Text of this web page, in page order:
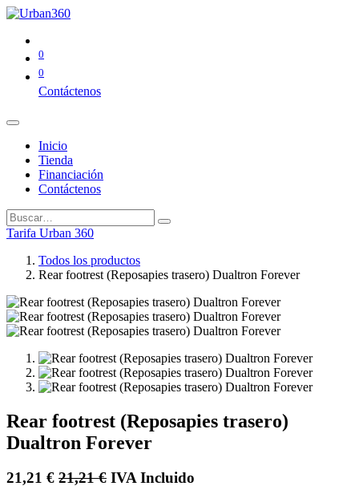
0
0
Contáctenos
Inicio
Tienda
Financiación
Contáctenos
Tarifa Urban 360
Todos los productos
Rear footrest (Reposapies trasero) Dualtron Forever
Rear footrest (Reposapies trasero)
Dualtron Forever
21,21 € 21,21€ IVA Incluido